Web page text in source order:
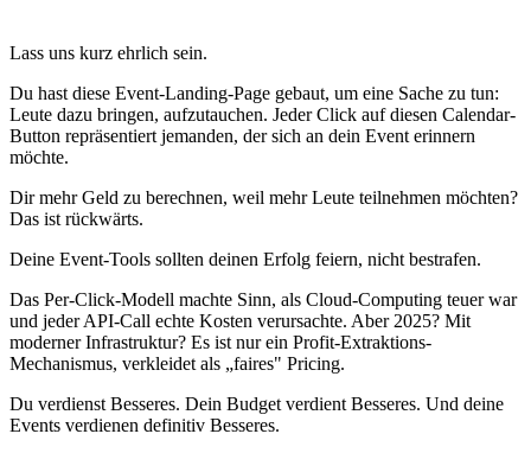
Lass uns kurz ehrlich sein.
Du hast diese Event-Landing-Page gebaut, um eine Sache zu tun:
Leute dazu bringen, aufzutauchen. Jeder Click auf diesen Calendar-
Button repräsentiert jemanden, der sich an dein Event erinnern
möchte.
Dir mehr Geld zu berechnen, weil mehr Leute teilnehmen möchten?
Das ist rückwärts.
Deine Event-Tools sollten deinen Erfolg feiern, nicht bestrafen.
Das Per-Click-Modell machte Sinn, als Cloud-Computing teuer war
und jeder API-Call echte Kosten verursachte. Aber 2025? Mit
moderner Infrastruktur? Es ist nur ein Profit-Extraktions-
Mechanismus, verkleidet als „faires" Pricing.
Du verdienst Besseres. Dein Budget verdient Besseres. Und deine
Events verdienen definitiv Besseres.